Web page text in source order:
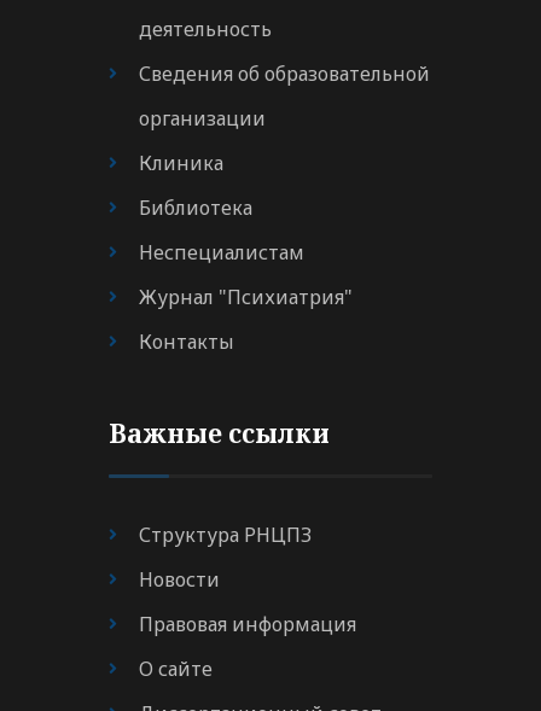
деятельность
Сведения об образовательной
организации
Клиника
Библиотека
Неспециалистам
Журнал "Психиатрия"
Контакты
Важные ссылки
Структура РНЦПЗ
Новости
Правовая информация
О сайте